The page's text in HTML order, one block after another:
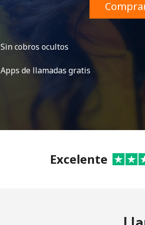
Sin cobros ocultos
Apps de llamadas gratis
Excelente